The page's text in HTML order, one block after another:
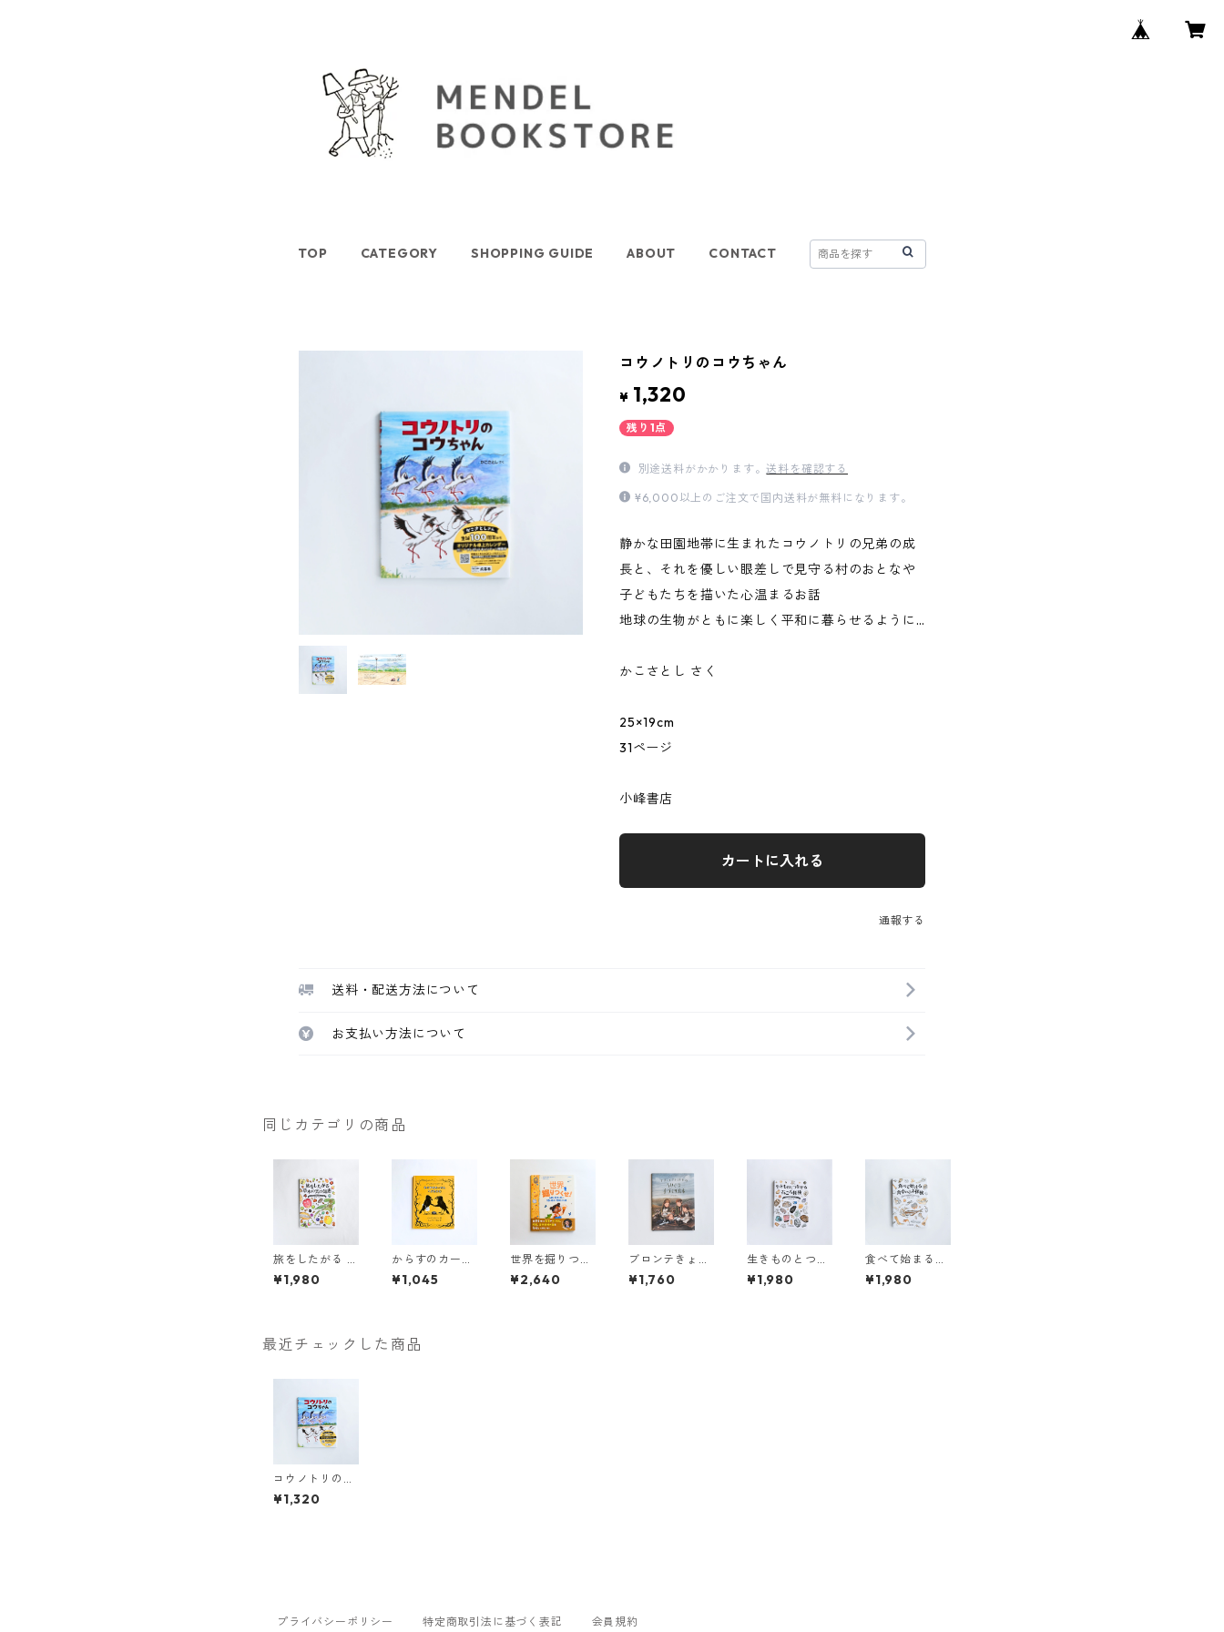
TOP CATEGORY SHOPPING GUIDE ABOUT CONTACT
コウノトリのコウちゃん
¥ 1,320
残り1点
別途送料がかかります。送料を確認する
¥6,000以上のご注文で国内送料が無料になります。
静かな田園地帯に生まれたコウノトリの兄弟の成
長と、それを優しい眼差しで見守る村のおとなや
子どもたちを描いた心温まるお話
地球の生物がともに楽しく平和に暮らせるように…
かこさとし さく
25×19cm
31ページ
小峰書店
カートに入れる
通報する
送料・配送方法について
お支払い方法について
同じカテゴリの商品
旅をしたがる 草
木の実の知恵
ゲッチョ先生の
¥1,980
からすのカーさ
んへびたいじ
¥1,045
世界を掘りつく
せ！ 人類の歴史
を変えた18の偉
¥2,640
ブロンテきょう
だいのちいさな
手づくり絵本
¥1,760
生きものとつな
がる石ころ探
検 ゲッ
¥1,980
食べて始まる食
卓のホネ探検
ゲッチョ
¥1,980
最近チェックした商品
コウノトリのコ
ウちゃん
¥1,320
プライバシーポリシー 特定商取引法に基づく表記 会員規約